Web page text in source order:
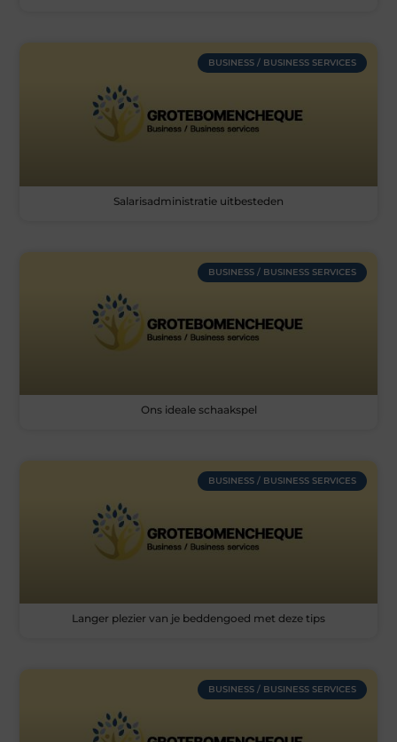
BUSINESS / BUSINESS SERVICES
Salarisadministratie uitbesteden
BUSINESS / BUSINESS SERVICES
Ons ideale schaakspel
BUSINESS / BUSINESS SERVICES
Langer plezier van je beddengoed met deze tips
BUSINESS / BUSINESS SERVICES